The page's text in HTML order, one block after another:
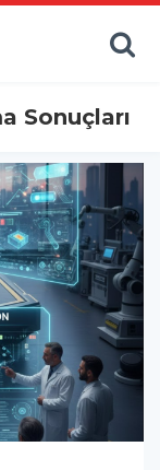
Sonuçları